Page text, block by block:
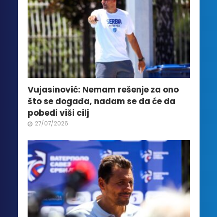
proizvoda.
Vujasinović: Nemam rešenje za ono
što se događa, nadam se da će da
pobedi viši cilj
27/07/2026